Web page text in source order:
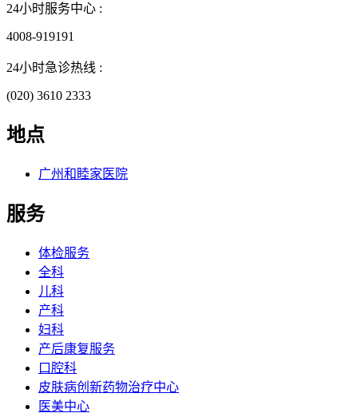
24小时服务中心 :
4008-919191
24小时急诊热线 :
(020) 3610 2333
地点
广州和睦家医院
服务
体检服务
全科
儿科
产科
妇科
产后康复服务
口腔科
皮肤病创新药物治疗中心
医美中心